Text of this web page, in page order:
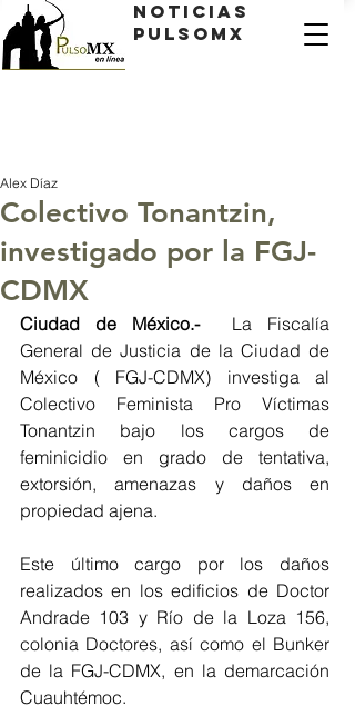
Noticias
PulsoMX
Colectivo Tonantzin,
investigado por la FGJ-
CDMX
Alex Díaz
Ciudad de México.- La Fiscalía
General de Justicia de la Ciudad de
México ( FGJ-CDMX) investiga al
Colectivo Feminista Pro Víctimas
Tonantzin bajo los cargos de
feminicidio en grado de tentativa,
extorsión, amenazas y daños en
propiedad ajena.
Este último cargo por los daños
realizados en los edificios de Doctor
Andrade 103 y Río de la Loza 156,
colonia Doctores, así como el Bunker
de la FGJ-CDMX, en la demarcación
Cuauhtémoc.